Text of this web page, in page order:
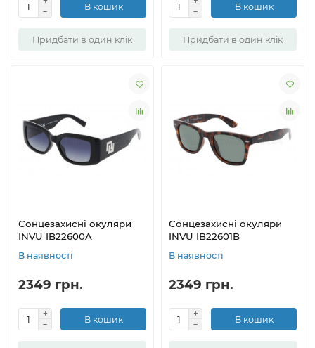
В кошик
Придбати в один клік
В кошик
Придбати в один клік
Сонцезахисні окуляри
INVU IB22600A
В наявності
2349 грн.
В кошик
Сонцезахисні окуляри
INVU IB22601B
В наявності
2349 грн.
В кошик